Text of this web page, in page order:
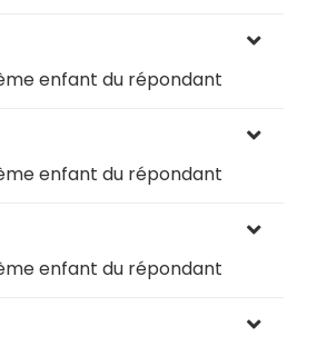
enfant du répondant
enfant du répondant
enfant du répondant